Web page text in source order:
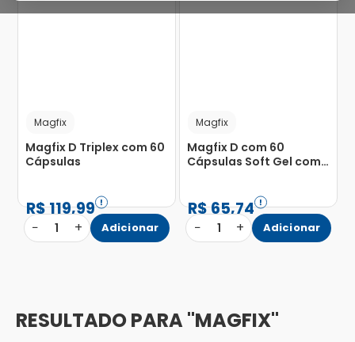
Magfix
Magfix D Triplex com 60
Cápsulas
R$119,99
− 1 + Adicionar
Magfix
Magfix D com 60
Cápsulas Soft Gel com
R$65,74
− 1 + Adicionar
MAGFIX